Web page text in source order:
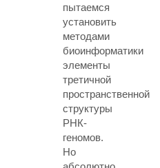
пытаемся
установить
методами
биоинформатики
элементы
третичной
пространственной
структуры
РНК-
геномов.
Но